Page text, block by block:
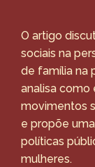
O artigo
sociais na
de família na
analisa como
movimentos
e propõe
políticas
mulheres.